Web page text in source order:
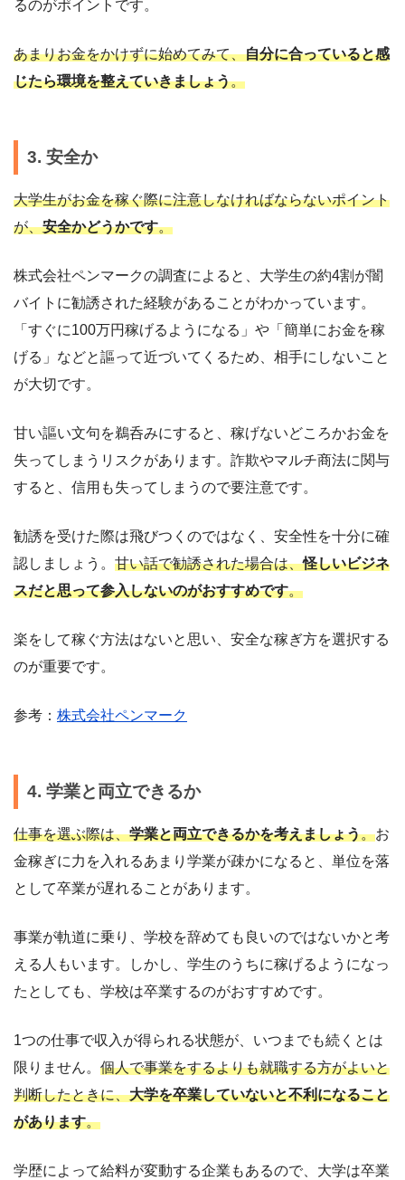
るのがポイントです。
あまりお金をかけずに始めてみて、自分に合っていると感
じたら環境を整えていきましょう。
3. 安全か
大学生がお金を稼ぐ際に注意しなければならないポイント
が、安全かどうかです。
株式会社ペンマークの調査によると、大学生の約4割が闇
バイトに勧誘された経験があることがわかっています。
「すぐに100万円稼げるようになる」や「簡単にお金を稼
げる」などと謳って近づいてくるため、相手にしないこと
が大切です。
甘い謳い文句を鵜呑みにすると、稼げないどころかお金を
失ってしまうリスクがあります。詐欺やマルチ商法に関与
すると、信用も失ってしまうので要注意です。
勧誘を受けた際は飛びつくのではなく、安全性を十分に確
認しましょう。 甘い話で勧誘された場合は、怪しいビジネ
スだと思って参入しないのがおすすめです。
楽をして稼ぐ方法はないと思い、安全な稼ぎ方を選択する
のが重要です。
参考： 株式会社ペンマーク
4. 学業と両立できるか
仕事を選ぶ際は、学業と両立できるかを考えましょう。お
金稼ぎに力を入れるあまり学業が疎かになると、単位を落
として卒業が遅れることがあります。
事業が軌道に乗り、学校を辞めても良いのではないかと考
える人もいます。しかし、学生のうちに稼げるようになっ
たとしても、学校は卒業するのがおすすめです。
1つの仕事で収入が得られる状態が、いつまでも続くとは
限りません。 個人で事業をするよりも就職する方がよいと
判断したときに、大学を卒業していないと不利になること
があります。
学歴によって給料が変動する企業もあるので、大学は卒業